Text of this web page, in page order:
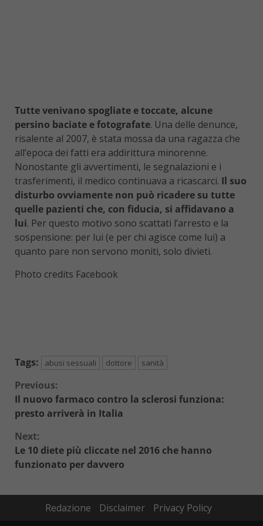
Tutte venivano spogliate e toccate, alcune
persino baciate e fotografate. Una delle denunce,
risalente al 2007, è stata mossa da una ragazza che
all’epoca dei fatti era addirittura minorenne.
Nonostante gli avvertimenti, le segnalazioni e i
trasferimenti, il medico continuava a ricascarci. Il suo
disturbo ovviamente non può ricadere su tutte
quelle pazienti che, con fiducia, si affidavano a
lui. Per questo motivo sono scattati l’arresto e la
sospensione: per lui (e per chi agisce come lui) a
quanto pare non servono moniti, solo divieti.
Photo credits Facebook
Tags: abusi sessuali dottore sanità
Continue
Reading
Previous:
Il nuovo farmaco contro la sclerosi funziona:
presto arriverà in Italia
Next:
Le 10 diete più cliccate nel 2016 che hanno
funzionato per davvero
Redazione Disclaimer Privacy Policy